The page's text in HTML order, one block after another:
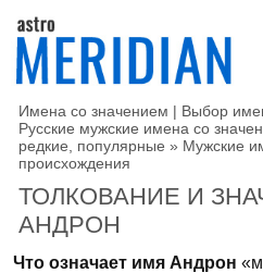
Имена со значением | Выбор
Русские мужские имена со
редкие, популярные » Мужские
происхождения
ТОЛКОВАНИЕ И
АНДРОН
Что означает имя Андрон